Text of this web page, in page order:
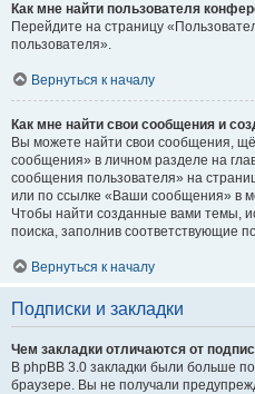
Как мне найти пользователя
Перейдите на страницу
пользователя».
Вернуться к началу
Как мне найти свои сообщения и
Вы можете найти свои сообщения,
сообщения» в личном разделе на
сообщения пользователя» на
или по ссылке «Ваши сообщения» в
Чтобы найти созданные вами темы,
поиска, заполнив соответствующие
Вернуться к началу
Подписки и закладки
Чем закладки отличаются от
В phpBB 3.0 закладки были больше
браузере. Вы не получали